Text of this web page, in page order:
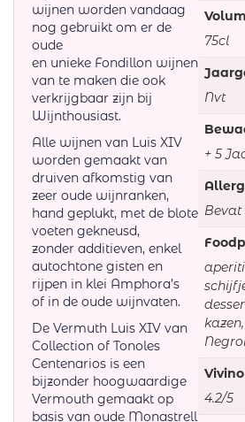
wijnen worden vandaag
nog gebruikt om er de
oude
en unieke Fondillon wijnen
van te maken die ook
verkrijgbaar zijn bij
Wijnthousiast.
Alle wijnen van Luis XIV
worden gemaakt van
druiven afkomstig van
zeer oude wijnranken,
hand geplukt, met de blote
voeten gekneusd,
zonder additieven, enkel
autochtone gisten en
rijpen in klei Amphora’s
of in de oude wijnvaten.
De Vermuth Luis XIV van
Collection of Tonoles
Centenarios is een
bijzonder hoogwaardige
Vermouth gemaakt op
basis van oude Monastrell
75cl
Nvt
+ 5
Bevat
4.2/5